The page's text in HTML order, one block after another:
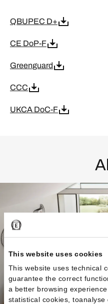
This website uses cookies
This website uses technical
guarantee the correct
a better browsing
statistical cookies,
QBUPEC D+
CE DoP-F
Greenguard
CCC
UKCA DoC-F